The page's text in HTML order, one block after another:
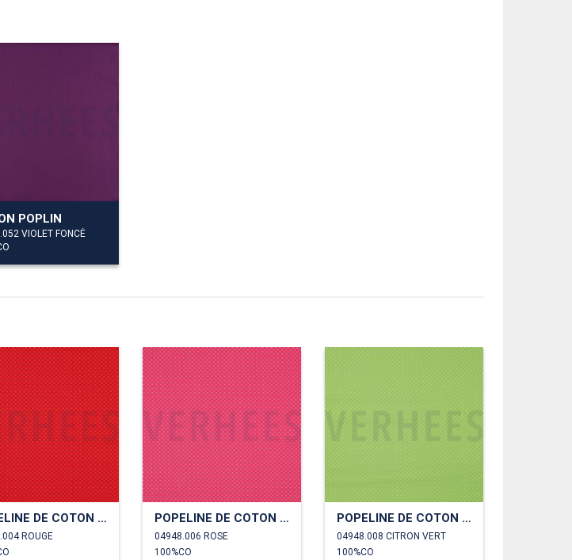
POPLIN
VIOLET FONCÉ
POPELINE DE COTON PETITS POINTS
ROUGE
POPELINE DE COTON PETITS POINTS
04948.006 ROSE
100%CO
POPELINE DE COTON PETITS POINTS
04948.008 CITRON VERT
100%CO